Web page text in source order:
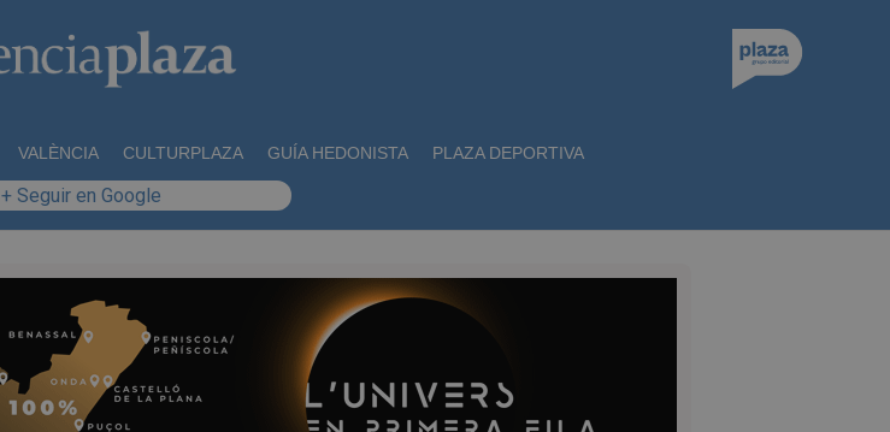
VALÈNCIA CULTURPLAZA GUÍA HEDONISTA PLAZA DEPORTIVA
+ Seguir en Google